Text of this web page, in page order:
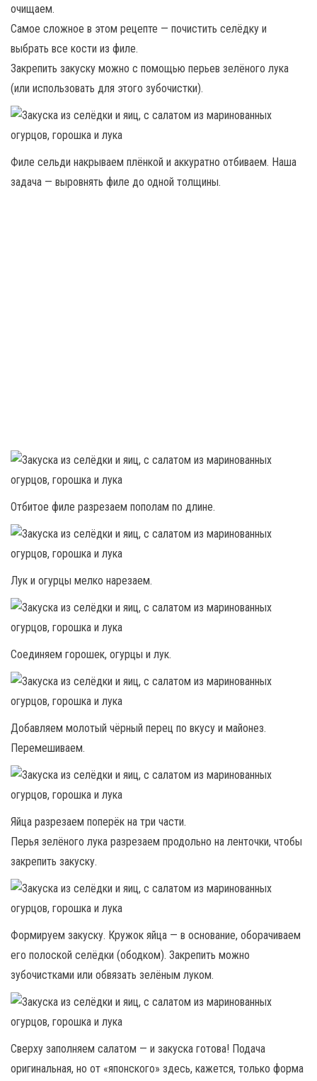
очищаем.
Самое сложное в этом рецепте — почистить селёдку и
выбрать все кости из филе.
Закрепить закуску можно с помощью перьев зелёного лука
(или использовать для этого зубочистки).
Филе сельди накрываем плёнкой и аккуратно отбиваем. Наша
задача — выровнять филе до одной толщины.
Отбитое филе разрезаем пополам по длине.
Лук и огурцы мелко нарезаем.
Соединяем горошек, огурцы и лук.
Добавляем молотый чёрный перец по вкусу и майонез.
Перемешиваем.
Яйца разрезаем поперёк на три части.
Перья зелёного лука разрезаем продольно на ленточки, чтобы
закрепить закуску.
Формируем закуску. Кружок яйца — в основание, оборачиваем
его полоской селёдки (ободком). Закрепить можно
зубочистками или обвязать зелёным луком.
Сверху заполняем салатом — и закуска готова! Подача
оригинальная, но от «японского» здесь, кажется, только форма